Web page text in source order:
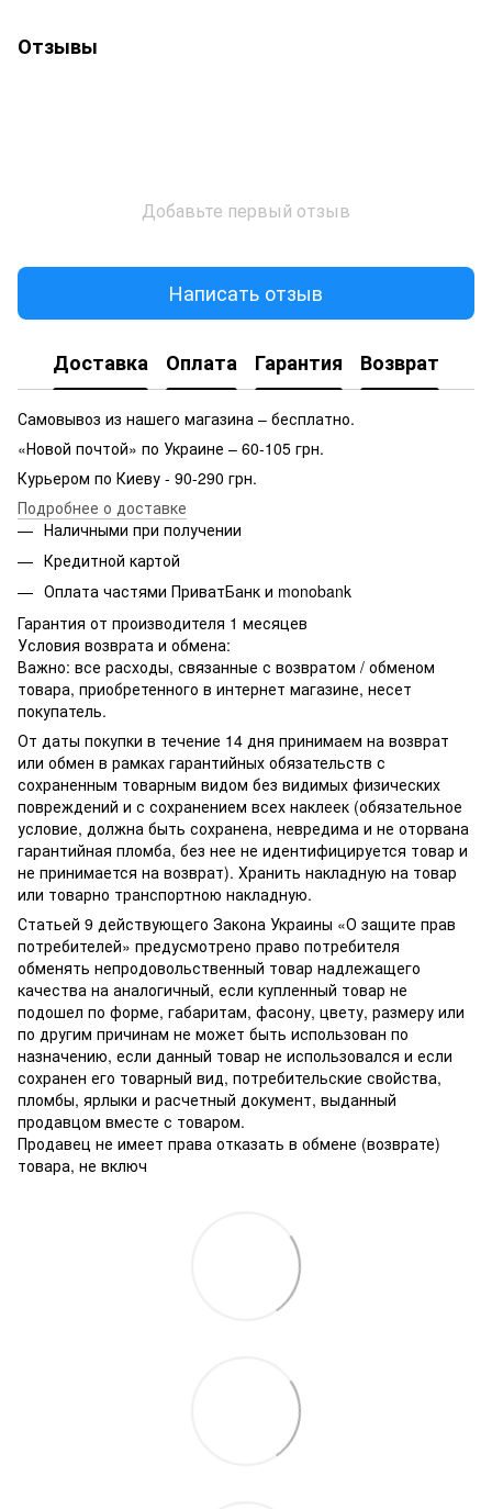
Отзывы
Добавьте первый отзыв
Написать отзыв
Доставка Оплата Гарантия Возврат
Самовывоз из нашего магазина – бесплатно.
«Новой почтой» по Украине – 60-105 грн.
Курьером по Киеву - 90-290 грн.
Подробнее о доставке
Наличными при получении
Кредитной картой
Оплата частями ПриватБанк и monobank
Гарантия от производителя 1 месяцев
Условия возврата и обмена:
Важно: все расходы, связанные с возвратом / обменом
товара, приобретенного в интернет магазине, несет
покупатель.
От даты покупки в течение 14 дня принимаем на возврат
или обмен в рамках гарантийных обязательств с
сохраненным товарным видом без видимых физических
повреждений и с сохранением всех наклеек (обязательное
условие, должна быть сохранена, невредима и не оторвана
гарантийная пломба, без нее не идентифицируется товар и
не принимается на возврат). Хранить накладную на товар
или товарно транспортною накладную.
Статьей 9 действующего Закона Украины «О защите прав
потребителей» предусмотрено право потребителя
обменять непродовольственный товар надлежащего
качества на аналогичный, если купленный товар не
подошел по форме, габаритам, фасону, цвету, размеру или
по другим причинам не может быть использован по
назначению, если данный товар не использовался и если
сохранен его товарный вид, потребительские свойства,
пломбы, ярлыки и расчетный документ, выданный
продавцом вместе с товаром.
Продавец не имеет права отказать в обмене (возврате)
товара, не включ